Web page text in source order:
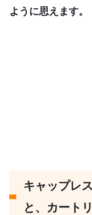
ように思えます。
キャップレ
と、カート